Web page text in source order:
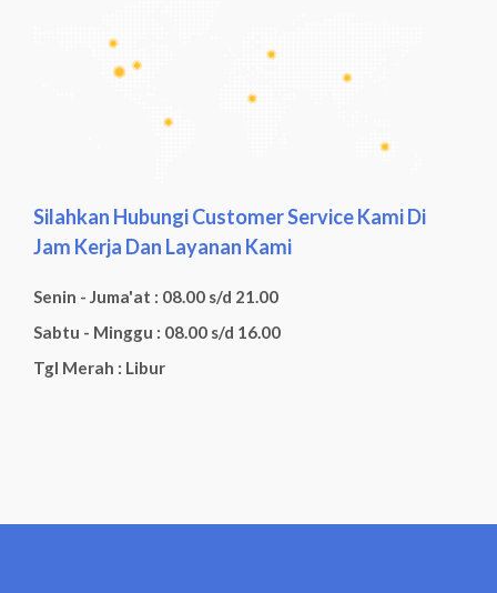
Silahkan Hubungi Customer Service Kami Di
Jam Kerja Dan Layanan Kami
Senin - Juma'at : 08.00 s/d 21.00
Sabtu - Minggu : 08.00 s/d 16.00
Tgl Merah : Libur